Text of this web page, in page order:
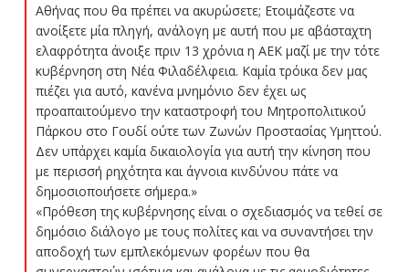
Αθήνας που θα πρέπει να ακυρώσετε; Ετοιμάζεστε να
ανοίξετε μία πληγή, ανάλογη με αυτή που με αβάσταχτη
ελαφρότητα άνοιξε πριν 13 χρόνια η ΑΕΚ μαζί με την τότε
κυβέρνηση στη Νέα Φιλαδέλφεια. Καμία τρόικα δεν μας
πιέζει για αυτό, κανένα μνημόνιο δεν έχει ως
προαπαιτούμενο την καταστροφή του Μητροπολιτικού
Πάρκου στο Γουδί ούτε των Ζωνών Προστασίας Υμηττού.
Δεν υπάρχει καμία δικαιολογία για αυτή την κίνηση που
με περισσή ρηχότητα και άγνοια κινδύνου πάτε να
δημοσιοποιήσετε σήμερα.»
«Πρόθεση της κυβέρνησης είναι ο σχεδιασμός να τεθεί σε
δημόσιο διάλογο με τους πολίτες και να συναντήσει την
αποδοχή των εμπλεκόμενων φορέων που θα